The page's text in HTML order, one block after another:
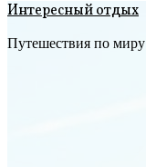
Интересный отдых
Путешествия по миру